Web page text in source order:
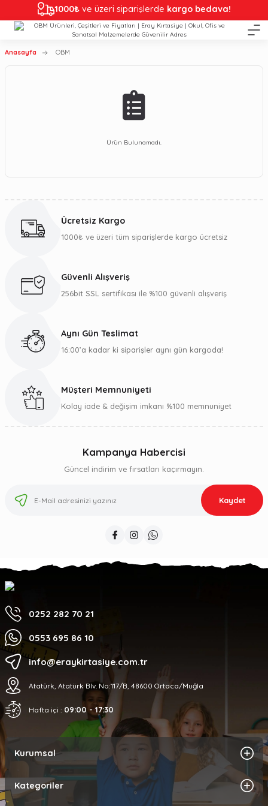
1000₺ ve üzeri siparişlerde kargo bedava!
Anasayfa OBM
Ürün Bulunamadı.
Ücretsiz Kargo
1000₺ ve üzeri tüm siparişlerde kargo ücretsiz
Güvenli Alışveriş
256bit SSL sertifikası ile %100 güvenli alışveriş
Aynı Gün Teslimat
16:00’a kadar ki siparişler aynı gün kargoda!
Müşteri Memnuniyeti
Kolay iade & değişim imkanı %100 memnuniyet
Kampanya Habercisi
Güncel indirim ve fırsatları kaçırmayın.
Kaydet
0252 282 70 21
0553 695 86 10
info@eraykirtasiye.com.tr
Atatürk, Atatürk Blv. No:117/B, 48600 Ortaca/Muğla
Hafta içi : 09:00 - 17:30
Kurumsal
Kategoriler